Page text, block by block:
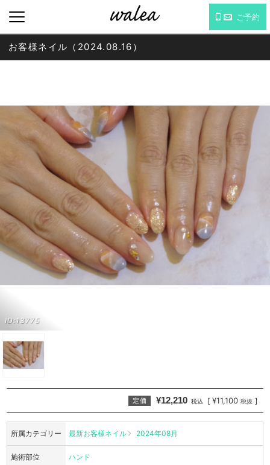
ご予約
ID:13775
お客様ネイル（2024.08.16）
定価 ¥12,210 税込 [ ¥11,100 税抜 ]
所属カテゴリー 最新お客様ネイル 2024年08月
施術部位 ハンド